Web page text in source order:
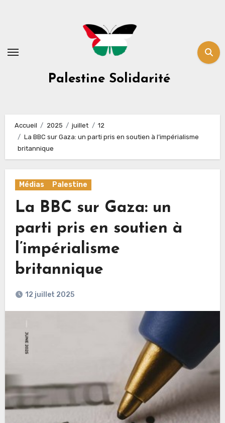
Palestine Solidarité
Accueil 2025 juillet
12
La BBC sur Gaza: un parti pris en soutien à l’impérialisme
britannique
Médias Palestine
La BBC sur Gaza: un
parti pris en soutien à
l’impérialisme
britannique
12 juillet 2025